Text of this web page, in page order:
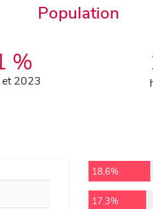
Population
%
2023
18,6%
17,3%